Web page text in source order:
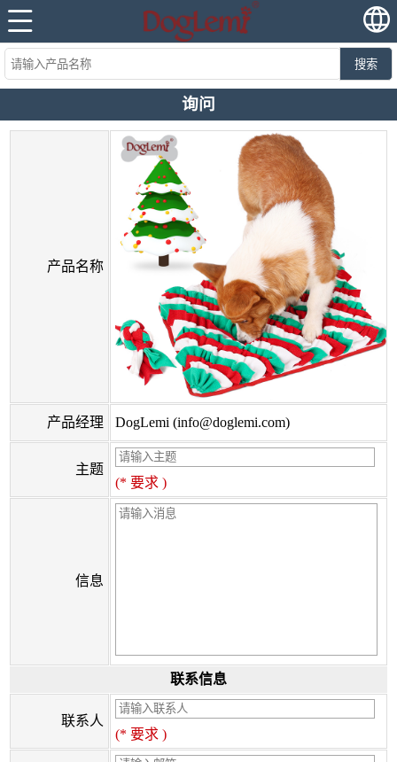
搜索
询问
产品名称
产品经理 DogLemi (info@doglemi.com)
主题
(* 要求 )
信息
联系信息
联系人
(* 要求 )